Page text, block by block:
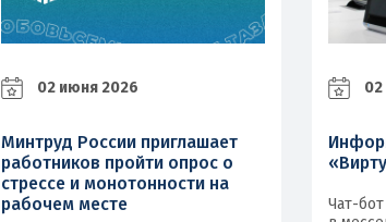
02 июня 2026
Минтруд России приглашает
работников пройти опрос о
стрессе и монотонности на
рабочем месте
Чат-